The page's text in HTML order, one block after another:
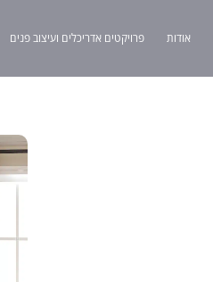
אודות פרויקטים אדריכלים ועיצוב פנים